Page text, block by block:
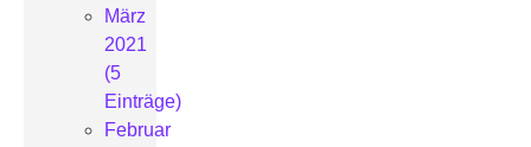
März
2021
(5
Einträge)
Februar